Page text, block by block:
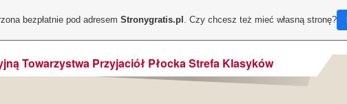
Towarzystwa Przyjaciół Płocka Strefa Klasyków
bezpłatnie pod adresem Stronygratis.pl . Czy chcesz też mieć własną stronę?